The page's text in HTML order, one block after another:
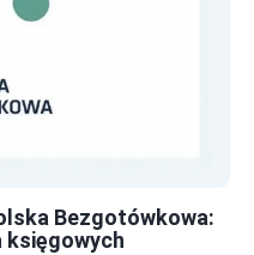
Bezgotówkowa:
księgowych